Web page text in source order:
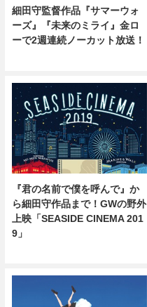
細田守監督作品『サマーウォ
ーズ』『未来のミライ』金ロ
ーで2週連続ノーカット放送！
『君の名前で僕を呼んで』か
ら細田守作品まで！GWの野外
上映「SEASIDE CINEMA 201
9」